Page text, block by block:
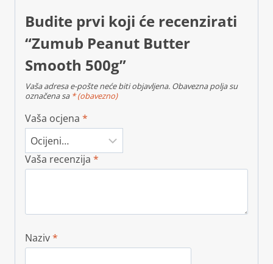
Budite prvi koji će recenzirati
“Zumub Peanut Butter
Smooth 500g”
Vaša adresa e-pošte neće biti objavljena. Obavezna polja su
označena sa * (obavezno)
Vaša ocjena *
Vaša recenzija *
Naziv*